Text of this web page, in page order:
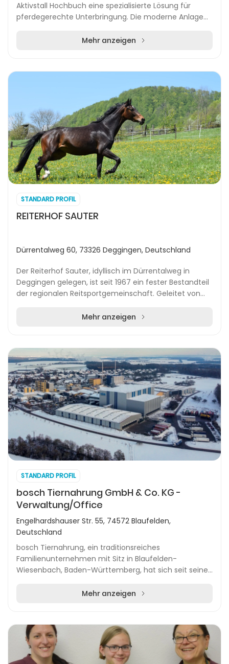
Aktivstall Hochbuch eine spezialisierte Lösung für
pferdegerechte Unterbringung. Die moderne Anlage
Mehr anzeigen
STANDARD PROFIL
REITERHOF SAUTER
Dürrentalweg 60, 73326 Deggingen, Deutschland
Der Reiterhof Sauter, idyllisch im Dürrentalweg in
Deggingen gelegen, ist seit 1967 ein fester Bestandteil
der regionalen Reitsportgemeinschaft. Geleitet von
Mehr anzeigen
STANDARD PROFIL
bosch Tiernahrung GmbH & Co. KG -
Verwaltung/Office
Engelhardshauser Str. 55, 74572 Blaufelden,
Deutschland
bosch Tiernahrung, ein traditionsreiches
Familienunternehmen mit Sitz in Blaufelden-
Wiesenbach, Baden-Württemberg, hat sich seit seiner
hochwertiger Tiernahr...Mehr anzeigen